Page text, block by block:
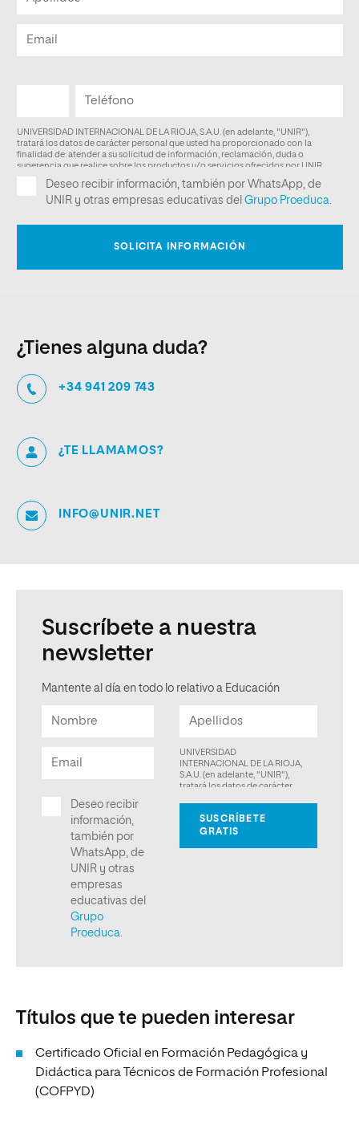
¿Tienes alguna duda?
+34 941 209 743
¿TE LLAMAMOS?
INFO@UNIR.NET
Suscríbete a nuestra
newsletter
Mantente al día en todo lo relativo a Educación
Títulos que te pueden interesar
Certificado Oficial en Formación Pedagógica y
Didáctica para Técnicos de Formación Profesional
(COFPYD)